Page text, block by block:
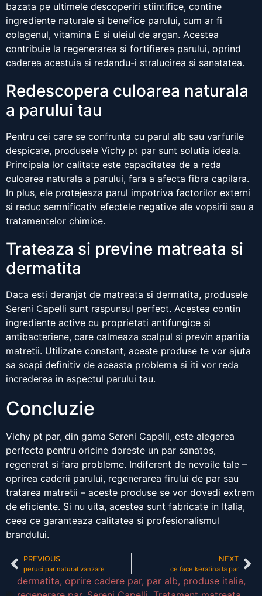
bazata pe ultimele descoperiri stiintifice, contine
ingrediente naturale si benefice parului, cum ar fi
colagenul, vitamina E si uleiul de argan. Acestea
contribuie la regenerarea si fortifierea parului, oprind
caderea acestuia si redandu-i stralucirea si sanatatea.
Redescopera culoarea naturala
a parului tau
Pentru cei care se confrunta cu parul alb sau varfurile
despicate, produsele Vichy pt par sunt solutia ideala.
Principala lor calitate este capacitatea de a reda
culoarea naturala a parului, fara a afecta fibra capilara.
In plus, ele protejeaza parul impotriva factorilor externi
si reduc semnificativ efectele negative ale vopsirii sau a
tratamentelor chimice.
Trateaza si previne matreata si
dermatita
Daca esti deranjat de matreata si dermatita, produsele
Sereni Capelli sunt raspunsul perfect. Acestea contin
ingrediente active cu proprietati antifungice si
antibacteriene, care calmeaza scalpul si previn aparitia
matretii. Utilizate constant, aceste produse te vor ajuta
sa scapi definitiv de aceasta problema si iti vor reda
increderea in aspectul parului tau.
Concluzie
Vichy pt par, din gama Sereni Capelli, este alegerea
perfecta pentru oricine doreste un par sanatos,
regenerat si fara probleme. Indiferent de nevoile tale –
oprirea caderii parului, regenerarea firului de par sau
tratarea matretii – aceste produse se vor dovedi extrem
de eficiente. Si nu uita, acestea sunt fabricate in Italia,
ceea ce garanteaza calitatea si profesionalismul
brandului.
PREVIOUS
peruci par natural vanzare
NEXT
ce face keratina la par
dermatita, oprire cadere par, par alb, produse italia,